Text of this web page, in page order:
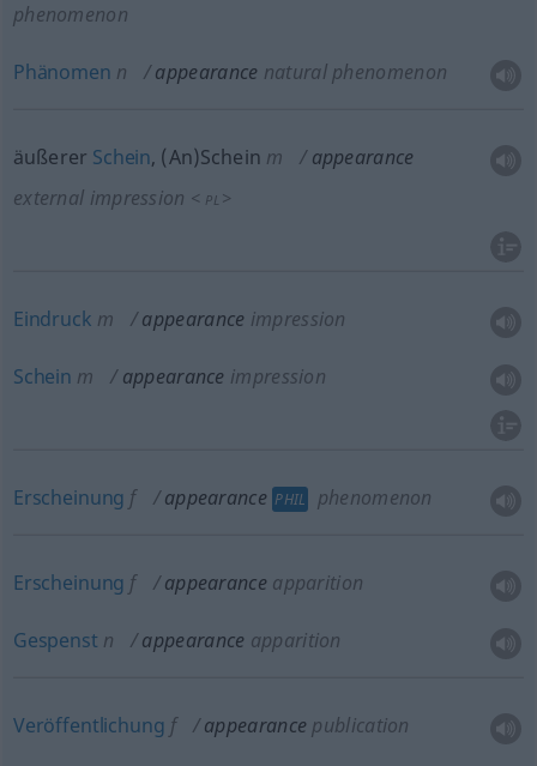
phenomenon
Phänomen n appearance natural phenomenon
äußerer Schein, (An)Schein m
appearance
external impression < PL >
Eindruck m appearance impression
Schein m appearance impression
Erscheinung f appearance PHIL phenomenon
Erscheinung f appearance apparition
Gespenst n appearance apparition
Veröffentlichung f appearance publication